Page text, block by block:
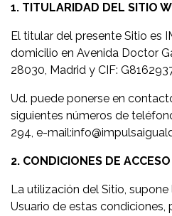
1. TITULARIDAD DEL SITIO
El titular del presente Sitio es
domicilio en Avenida Doctor
28030, Madrid y CIF:
Ud. puede ponerse en
siguientes números de
294, e-
2. CONDICIONES DE ACCESO
La utilización del Sitio,
Usuario de estas condiciones,